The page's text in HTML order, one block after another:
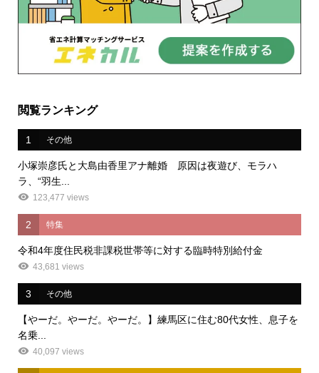
閲覧ランキング
1 その他
小塚崇彦氏と大島由香里アナ離婚 原因は夜遊び、モラハ
ラ、“羽生...
123,477 views
2 特集
令和4年度住民税非課税世帯等に対する臨時特別給付金
43,681 views
3 その他
【やーだ。やーだ。やーだ。】練馬区に住む80代女性、息子を
名乗...
40,097 views